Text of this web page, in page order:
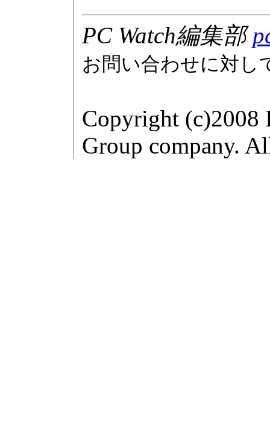
PC Watch編集部
お問い合わせに対し
Copyright (c)2008
Group company.